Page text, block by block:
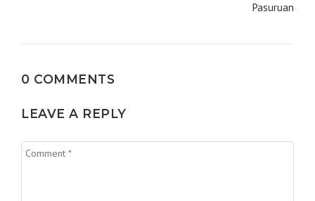
Pasuruan
0 COMMENTS
LEAVE A REPLY